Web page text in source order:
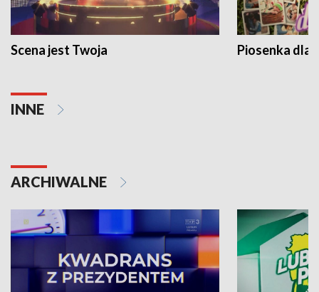
Scena jest Twoja Piosenka dla
INNE
ARCHIWALNE